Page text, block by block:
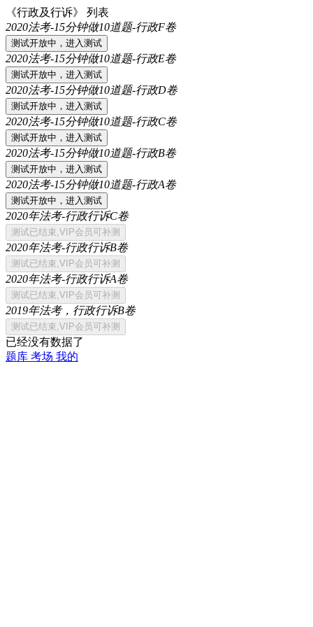
《行政及行诉》 列表
2020法考-15分钟做10道题-行政F卷
2020法考-15分钟做10道题-行政E卷
2020法考-15分钟做10道题-行政D卷
2020法考-15分钟做10道题-行政C卷
2020法考-15分钟做10道题-行政B卷
2020法考-15分钟做10道题-行政A卷
2020年法考-行政行诉C卷
2020年法考-行政行诉B卷
2020年法考-行政行诉A卷
2019年法考，行政行诉B卷
已经没有数据了
题库 考场 我的